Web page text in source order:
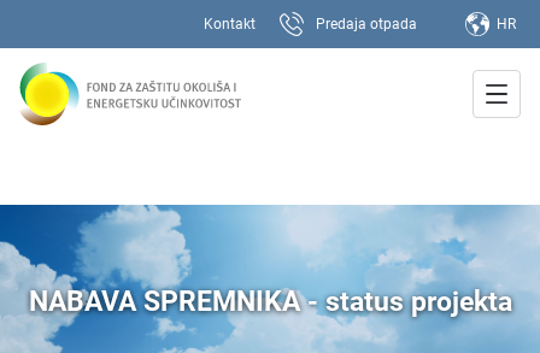
Kontakt Predaja otpada HR
NABAVA SPREMNIKA - status projekta